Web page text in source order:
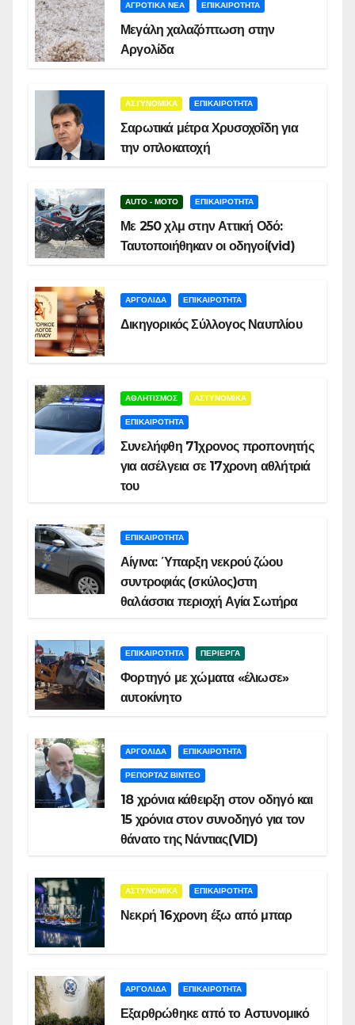
ΑΓΡΟΤΙΚΑ ΝΕΑ ΕΠΙΚΑΙΡΟΤΗΤΑ
Μεγάλη χαλαζόπτωση στην
Αργολίδα
ΑΣΤΥΝΟΜΙΚΑ ΕΠΙΚΑΙΡΟΤΗΤΑ
Σαρωτικά μέτρα Χρυσοχοΐδη για
την οπλοκατοχή
AUTO - MOTO ΕΠΙΚΑΙΡΟΤΗΤΑ
Με 250 χλμ στην Αττική Οδό:
Ταυτοποιήθηκαν οι οδηγοί(vid)
ΑΡΓΟΛΙΔΑ ΕΠΙΚΑΙΡΟΤΗΤΑ
Δικηγορικός Σύλλογος Ναυπλίου
ΑΘΛΗΤΙΣΜΟΣ ΑΣΤΥΝΟΜΙΚΑ
ΕΠΙΚΑΙΡΟΤΗΤΑ
Συνελήφθη 71χρονος προπονητής
για ασέλγεια σε 17χρονη αθλήτριά
του
ΕΠΙΚΑΙΡΟΤΗΤΑ
Αίγινα: Ύπαρξη νεκρού ζώου
συντροφιάς (σκύλος)στη
θαλάσσια περιοχή Αγία Σωτήρα
ΕΠΙΚΑΙΡΟΤΗΤΑ ΠΕΡΙΕΡΓΑ
Φορτηγό με χώματα «έλιωσε»
αυτοκίνητο
ΑΡΓΟΛΙΔΑ ΕΠΙΚΑΙΡΟΤΗΤΑ
ΡΕΠΟΡΤΑΖ ΒΙΝΤΕΟ
18 χρόνια κάθειρξη στον οδηγό και
15 χρόνια στον συνοδηγό για τον
θάνατο της Νάντιας(VID)
ΑΣΤΥΝΟΜΙΚΑ ΕΠΙΚΑΙΡΟΤΗΤΑ
Νεκρή 16χρονη έξω από μπαρ
ΑΡΓΟΛΙΔΑ ΕΠΙΚΑΙΡΟΤΗΤΑ
Εξαρθρώθηκε από το Αστυνομικό